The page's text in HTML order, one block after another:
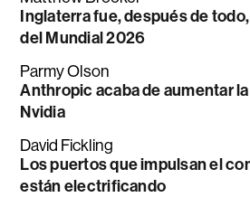
Inglaterra fue, después de
del Mundial 2026
Parmy Olson
Anthropic acaba de aumentar
Nvidia
David Fickling
Los puertos que impulsan el
están electrificando